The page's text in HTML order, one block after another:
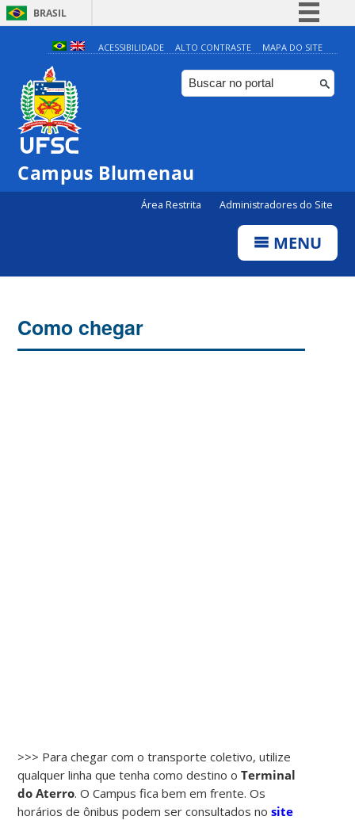
BRASIL
Simplifique!
Comunica BR
Participe
ACESSIBILIDADE ALTO CONTRASTE MAPA DO SITE
Campus Blumenau
Área Restrita Administradores do Site
MENU
Como chegar
>>> Para chegar com o transporte coletivo, utilize
qualquer linha que tenha como destino oTerminal
do Aterro. O Campus fica bem em frente. Os
horários de ônibus podem ser consultados nosite